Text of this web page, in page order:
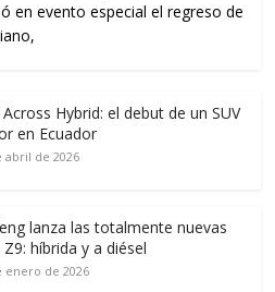
en evento especial el regreso de
Across Hybrid: el debut de un SUV
en Ecuador
abril de 2026
lanza las totalmente nuevas
Z9: híbrida y a diésel
enero de 2026